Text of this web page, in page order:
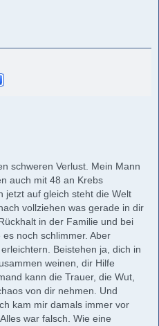
schweren Verlust. Mein Mann
auch mit 48 an Krebs
jetzt auf gleich steht die Welt
vollziehen was gerade in dir
in der Familie und bei
noch schlimmer. Aber
Beistehen ja, dich in
weinen, dir Hilfe
kann die Trauer, die Wut,
von dir nehmen. Und
kam mir damals immer vor
war falsch. Wie eine